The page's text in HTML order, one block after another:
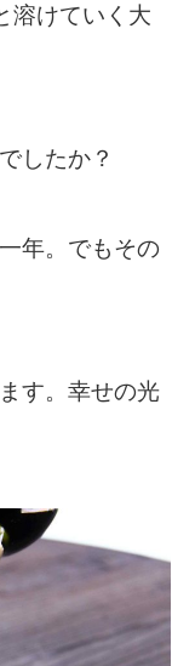
溶けていく大
したか？
年。でもその
す。幸せの光